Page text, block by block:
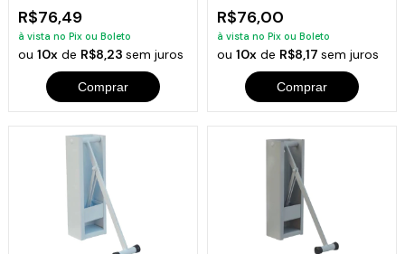
R$76,49
à vista no Pix ou Boleto
ou10x de R$8,23sem juros
Comprar
R$76,00
à vista no Pix ou Boleto
ou 10xde R$8,17 sem juros
Comprar